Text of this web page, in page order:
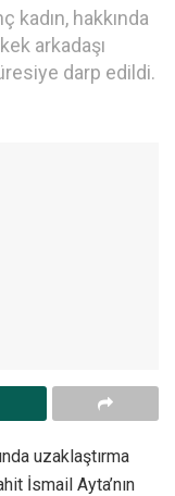
kadın, hakkında
arkadaşı
darp edildi.
uzaklaştırma
İsmail Ayta’nın